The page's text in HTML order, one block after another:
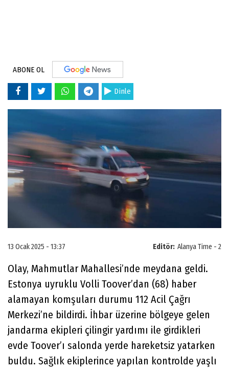
ABONE OL
Dinle
Editör: Alanya Time - 2
13 Ocak 2025 - 13:37
Olay, Mahmutlar Mahallesi’nde meydana geldi.
Estonya uyruklu Volli Toover’dan (68) haber
alamayan komşuları durumu 112 Acil Çağrı
Merkezi’ne bildirdi. İhbar üzerine bölgeye gelen
jandarma ekipleri çilingir yardımı ile girdikleri
evde Toover’ı salonda yerde hareketsiz yatarken
buldu. Sağlık ekiplerince yapılan kontrolde yaşlı